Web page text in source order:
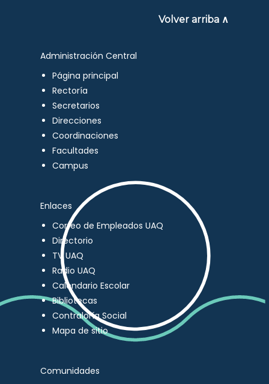
Volver arriba ∧
Administración Central
Página principal
Rectoría
Secretarios
Direcciones
Coordinaciones
Facultades
Campus
Enlaces
Correo de Empleados UAQ
Directorio
TV UAQ
Radio UAQ
Calendario Escolar
Bibliotecas
Contraloría Social
Mapa de sitio
Comunidades